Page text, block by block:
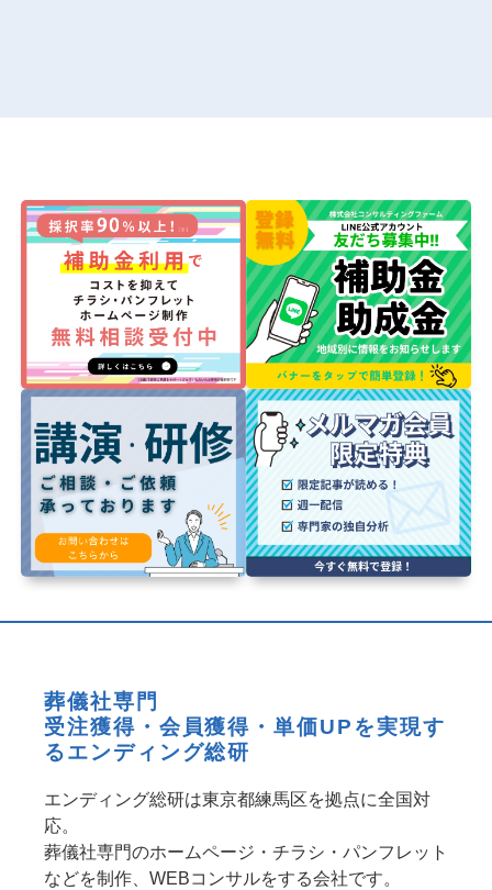
葬儀社専門
受注獲得・会員獲得・単価UPを実現す
るエンディング総研
エンディング総研は東京都練馬区を拠点に全国対
応。
葬儀社専門のホームページ・チラシ・パンフレット
などを制作、WEBコンサルをする会社です。